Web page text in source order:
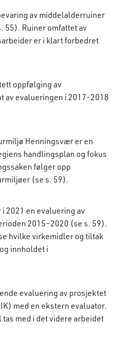
av middelalderruiner
Ruiner omfattet av
er i klart forbedret
oppfølging av
av evalueringen i 2017-2018
Henningsvær er en
handlingsplan og fokus
følger opp
(se s. 59).
2021 en evaluering av
2015–2020 (se s. 59).
hvilke virkemidler og tiltak
innholdet i
evaluering av prosjektet
med en ekstern evaluator.
med i det videre arbeidet